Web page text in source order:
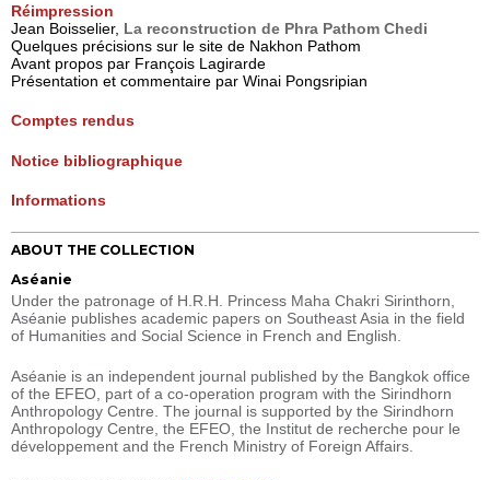
Réimpression
Jean Boisselier, La reconstruction de Phra Pathom Chedi
Quelques précisions sur le site de Nakhon Pathom
Avant propos par François Lagirarde
Présentation et commentaire par Winai Pongsripian
Comptes rendus
Notice bibliographique
Informations
ABOUT THE COLLECTION
Aséanie
Under the patronage of H.R.H. Princess Maha Chakri Sirinthorn,
Aséanie publishes academic papers on Southeast Asia in the field
of Humanities and Social Science in French and English.
Aséanie is an independent journal published by the Bangkok office
of the EFEO, part of a co-operation program with the Sirindhorn
Anthropology Centre. The journal is supported by the Sirindhorn
Anthropology Centre, the EFEO, the Institut de recherche pour le
développement and the French Ministry of Foreign Affairs.